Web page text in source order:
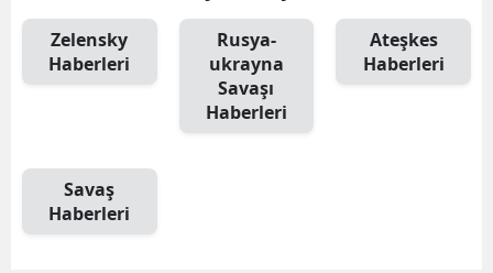
Hakkari
Zelensky
Haberleri
Rusya-
ukrayna
Savaşı
Haberleri
Ateşkes
Haberleri
Savaş
Haberleri